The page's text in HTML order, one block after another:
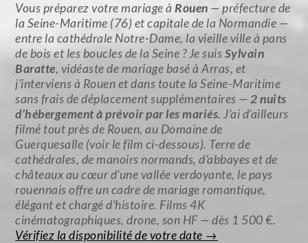
Vous préparez votre mariage à Rouen — préfecture de
la Seine-Maritime (76) et capitale de la Normandie —
entre la cathédrale Notre-Dame, la vieille ville à pans
de bois et les boucles de la Seine ? Je suisSylvain
Baratte, vidéaste de mariage basé à Arras, et
j’interviens à Rouen et dans toute la Seine-Maritime
sans frais de déplacement supplémentaires — 2 nuits
d’hébergement à prévoir par les mariés. J’ai d’ailleurs
filmé tout près de Rouen, au Domaine de
Guerquesalle (voir le film ci-dessous). Terre de
cathédrales, de manoirs normands, d’abbayes et de
châteaux au cœur d’une vallée verdoyante, le pays
rouennais offre un cadre de mariage romantique,
élégant et chargé d’histoire. Films 4K
cinématographiques, drone, son HF — dès 1 500 €.
Vérifiez la disponibilité de votre date →